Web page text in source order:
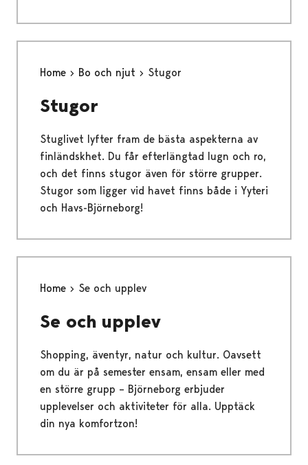
Home Bo och njut Stugor
Stugor
Stuglivet lyfter fram de bästa aspekterna av
finländskhet. Du får efterlängtad lugn och ro,
och det finns stugor även för större grupper.
Stugor som ligger vid havet finns både i Yyteri
och Havs-Björneborg!
Home Se och upplev
Se och upplev
Shopping, äventyr, natur och kultur. Oavsett
om du är på semester ensam, ensam eller med
en större grupp – Björneborg erbjuder
upplevelser och aktiviteter för alla. Upptäck
din nya komfortzon!